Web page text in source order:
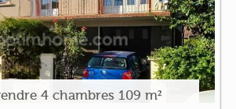
4 chambres 109 m²